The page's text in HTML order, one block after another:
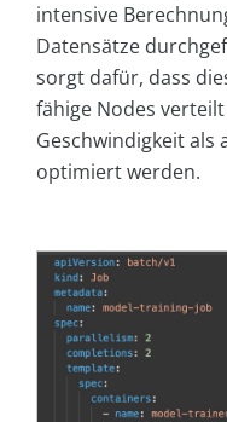
intensive
Datensätze
sorgt dafür, dass
fähige Nodes
Geschwindigkeit als
optimiert werden.